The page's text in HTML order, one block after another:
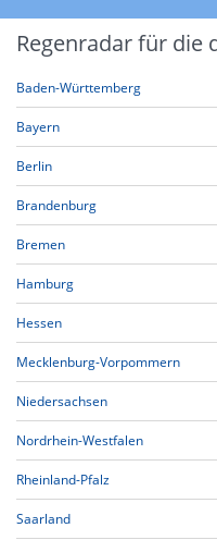
Regenradar für die
Baden-Württemberg
Bayern
Berlin
Brandenburg
Bremen
Hamburg
Hessen
Mecklenburg-Vorpommern
Niedersachsen
Nordrhein-Westfalen
Rheinland-Pfalz
Saarland